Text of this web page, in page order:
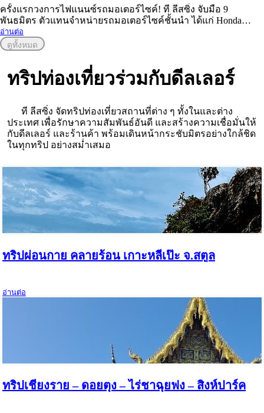
ครั้งแรกวงการไฟแนนซ์รถมอเตอร์ไซค์! ที ลีสซิ่ง จับมือ 9
พันธมิตร ตัวแทนจำหน่ายรถมอเตอร์ไซค์ชั้นนำ ได้แก่ Honda
(ฮอนด้า) และ Honda Cub house (คัพเฮ้าส์) Yamaha (ยามาฮ่า)
Vespa (เวสป้า) Lambretta (แลมเบรตต้า) Royal Enfield (รอยัล เอน
ฟิลด์) Suzuki (ซูซูกิ) รถไฟฟ้า HSEM (เอช เซม) Real MotoSports (เรี
ยล โมโตสปอร์ต) ผู้แทนจำหน่าย Kawasaki
อ่านต่อ
ดูทั้งหมด
ทริปท่องเที่ยวร่วมกับดีลเลอร์
ที ลีสซิ่ง จัดทริปท่องเที่ยวสถานที่ต่าง ๆ ทั้งในและต่าง
ประเทศ เพื่อรักษาความสัมพันธ์อันดี และสร้างความเชื่อมั่นให้
กับดีลเลอร์ และร้านค้า พร้อมเดินหน้ากระชับมิตรอย่างใกล้ชิด
ในทุกทริป อย่างสม่ำเสมอ
ทริปผ่อนกาย คลายร้อน เกาะหลีเป๊ะ จ.สตูล
อ่านต่อ
ทริปเชียงราย – ดอยตุง – ไร่ชาฉุยฟง – สิงห์ปาร์ค